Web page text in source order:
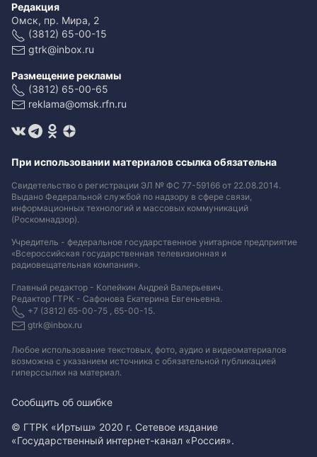
Редакция
Омск, пр. Мира, 2
(3812) 65-00-15
gtrk@inbox.ru
Размещение рекламы
(3812) 65-00-65
reklama@omsk.rfn.ru
При использовании материалов ссылка обязательна
Свидетельство о регистрации ЭЛ № ФС 77-59166 от 22.08.2014.
Выдано Федеральной службой по надзору в сфере связи,
информационных технологий и массовых коммуникаций
(Роскомнадзор).
Учредитель - федеральное государственное унитарное предприятие
«Всероссийская государственная телевизионная и
радиовещательная компания».
Главный редактор - Копейкин Андрей Валерьевич.
Редактор ГТРК - Сафонова Екатерина Евгеньевна.
+7 (3812) 65-00-75 , 65-00-15.
gtrk@inbox.ru
Любое использование текстовых, фото, аудио и видеоматериалов
возможна с указанием источника с обязательной публикацией
гиперссылки на материал.
Сообщить об ошибке
© ГТРК «Иртыш» 2020 г. Сетевое издание
«Государственный интернет-канал «Россия».